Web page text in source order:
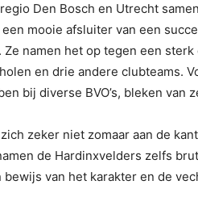
Den Bosch en Utrecht
mooie afsluiter van een
namen het op tegen een
en drie andere clubteams.
bij diverse BVO’s, bleken van
zeker niet zomaar aan de
de Hardinxvelders zelfs
van het karakter en de